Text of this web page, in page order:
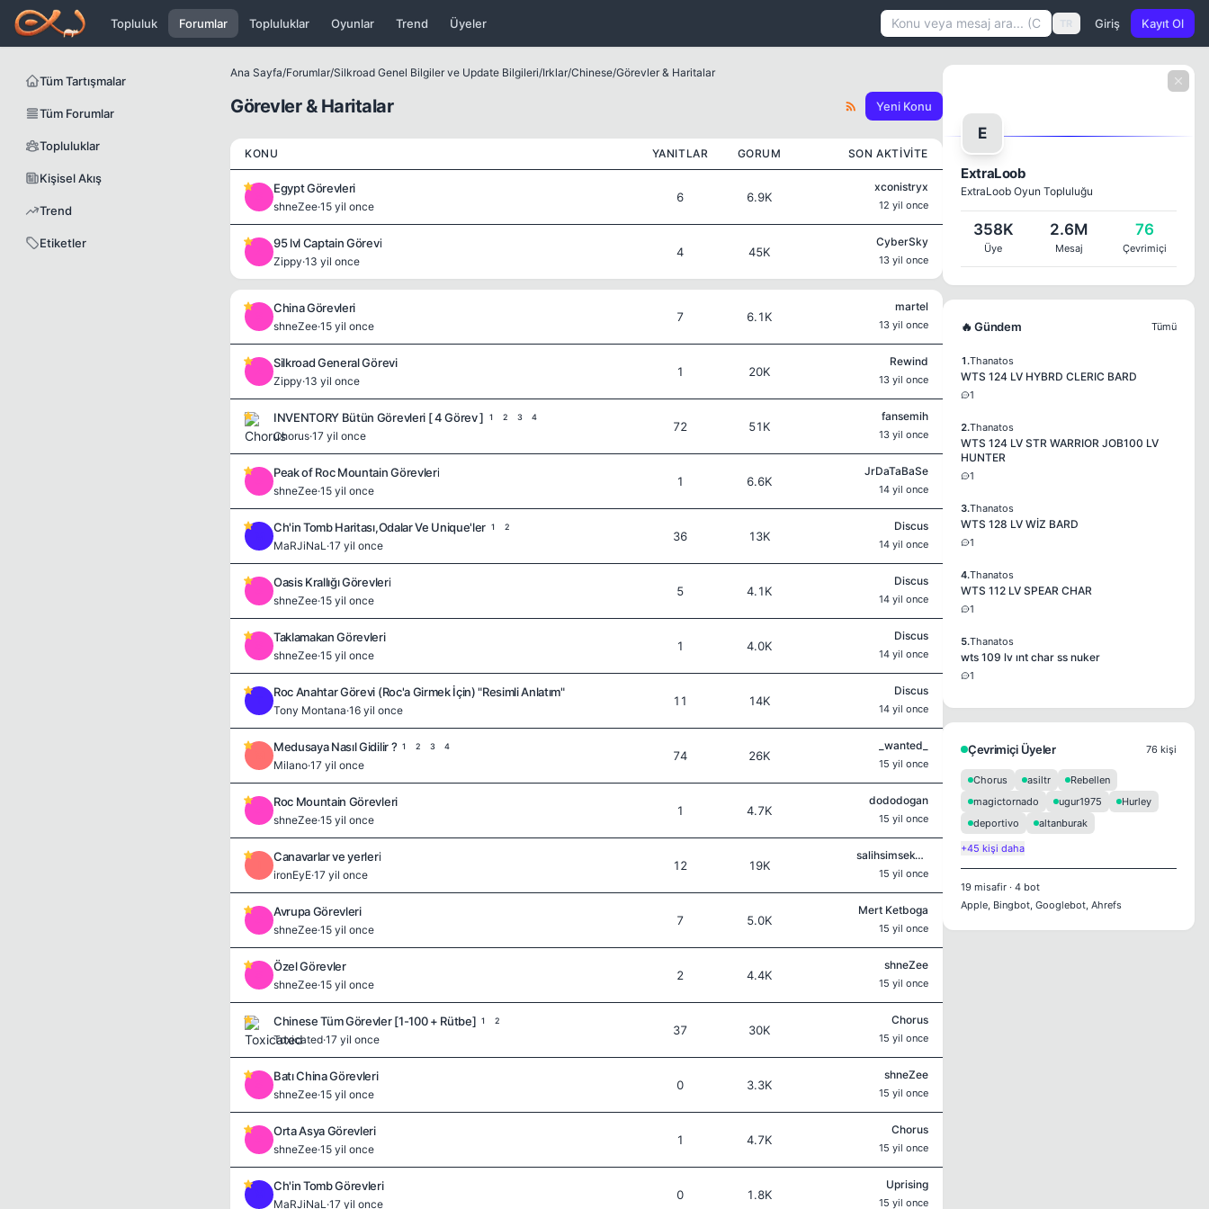
Icerige atla
Topluluk Forumlar Topluluklar Oyunlar Trend Üyeler TR Giriş Kayıt Ol
Tüm Tartışmalar
Tüm Forumlar
Topluluklar
Kişisel Akış
Trend
Etiketler
Ana Sayfa/Forumlar/Silkroad Genel Bilgiler ve Update Bilgileri/Irklar/Chinese/Görevler & Haritalar
Görevler & Haritalar Yeni Konu
KONU YANITLAR GORUM SON AKTIVITE
Egypt Görevleri
shneZee·15 yil once
6 6.9K
xconistryx
12 yil once
95 lvl Captain Görevi
Zippy·13 yil once
4 45K
CyberSky
13 yil once
China Görevleri
shneZee·15 yil once
7 6.1K
martel
13 yil once
Silkroad General Görevi
Zippy·13 yil once
1 20K
Rewind
13 yil once
INVENTORY Bütün Görevleri [ 4 Görev ] 1 2 3 4
Chorus·17 yil once
72 51K
fansemih
13 yil once
Peak of Roc Mountain Görevleri
shneZee·15 yil once
1 6.6K
JrDaTaBaSe
14 yil once
Ch'in Tomb Haritası,Odalar Ve Unique'ler 1 2
MaRJiNaL·17 yil once
36 13K
Discus
14 yil once
Oasis Krallığı Görevleri
shneZee·15 yil once
5 4.1K
Discus
14 yil once
Taklamakan Görevleri
shneZee·15 yil once
1 4.0K
Discus
14 yil once
Roc Anahtar Görevi (Roc'a Girmek İçin) "Resimli Anlatım"
Tony Montana·16 yil once
11 14K
Discus
14 yil once
Medusaya Nasıl Gidilir ? 1 2 3 4
Milano·17 yil once
74 26K
_wanted_
15 yil once
Roc Mountain Görevleri
shneZee·15 yil once
1 4.7K
dododogan
15 yil once
Canavarlar ve yerleri
ironEyE·17 yil once
12 19K
salihsimsek43
15 yil once
Avrupa Görevleri
shneZee·15 yil once
7 5.0K
Mert Ketboga
15 yil once
Özel Görevler
shneZee·15 yil once
2 4.4K
shneZee
15 yil once
Chinese Tüm Görevler [1-100 + Rütbe] 1 2
Toxicated·17 yil once
37 30K
Chorus
15 yil once
Batı China Görevleri
shneZee·15 yil once
0 3.3K
shneZee
15 yil once
Orta Asya Görevleri
shneZee·15 yil once
1 4.7K
Chorus
15 yil once
Ch'in Tomb Görevleri
MaRJiNaL·17 yil once
0 1.8K
Uprising
15 yil once
E
ExtraLoob
ExtraLoob Oyun Topluluğu
358K
Üye
2.6M
Mesaj
76
Çevrimiçi
🔥 Gündem Tümü
1.Thanatos
WTS 124 LV HYBRD CLERIC BARD
1
2.Thanatos
WTS 124 LV STR WARRIOR JOB100 LV
HUNTER
1
3.Thanatos
WTS 128 LV WİZ BARD
1
4.Thanatos
WTS 112 LV SPEAR CHAR
1
5.Thanatos
wts 109 lv ınt char ss nuker
1
Çevrimiçi Üyeler 76 kişi
Chorus asiltr
Rebellen
magictornado
ugur1975
Hurley
deportivo
altanburak
+45 kişi daha
19 misafir · 4 bot
Apple, Bingbot, Googlebot, Ahrefs